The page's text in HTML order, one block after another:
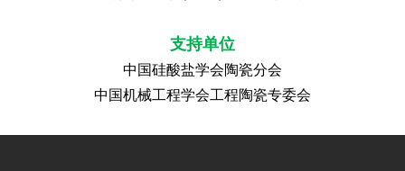
支持单位
中国硅酸盐学会陶瓷分会
中国机械工程学会工程陶瓷专委会